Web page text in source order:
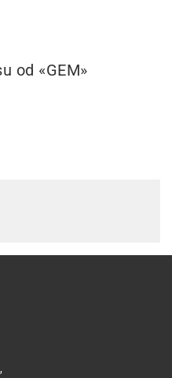
od «GEM»